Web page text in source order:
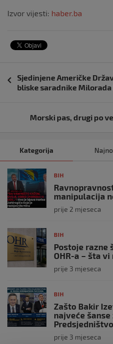
Izvor vijesti: haber.ba
objava
Sjedinjene Američke
bliske saradnike Milorada
Morski pas, drugi po
Kategorija
BIH
manipulacija
prije 2 mjeseca
BIH
Postoje razne
OHR-a – šta
prije 3 mjeseca
BIH
Zašto Bakir
najveće
prije 3 mjeseca